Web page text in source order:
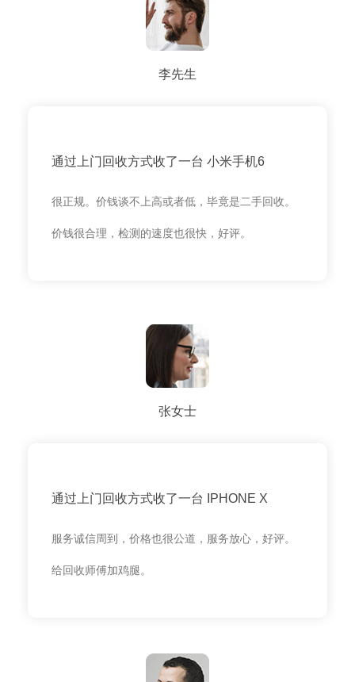
李先生
通过上门回收方式收了一台 小米手机6
很正规。价钱谈不上高或者低，毕竟是二手回收。
价钱很合理，检测的速度也很快，好评。
张女士
通过上门回收方式收了一台 IPHONE X
服务诚信周到，价格也很公道，服务放心，好评。
给回收师傅加鸡腿。